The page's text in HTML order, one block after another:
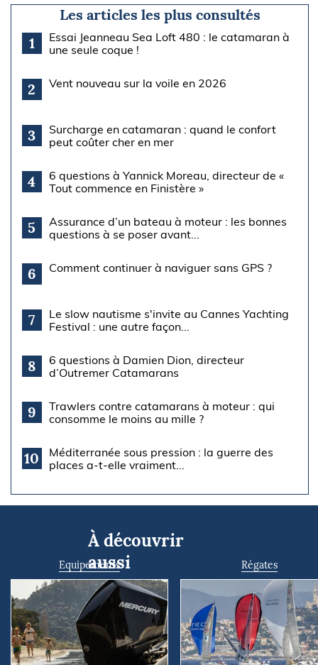
Les articles les plus consultés
1
Essai Jeanneau Sea Loft 480 : le catamaran à
une seule coque !
2 Vent nouveau sur la voile en 2026
3
Surcharge en catamaran : quand le confort
peut coûter cher en mer
4
6 questions à Yannick Moreau, directeur de «
Tout commence en Finistère »
5
Assurance d’un bateau à moteur : les bonnes
questions à se poser avant...
6 Comment continuer à naviguer sans GPS ?
7
Le slow nautisme s'invite au Cannes Yachting
Festival : une autre façon...
8
6 questions à Damien Dion, directeur
d’Outremer Catamarans
9
Trawlers contre catamarans à moteur : qui
consomme le moins au mille ?
10
Méditerranée sous pression : la guerre des
places a-t-elle vraiment...
À découvrir
aussi
Equipements Régates